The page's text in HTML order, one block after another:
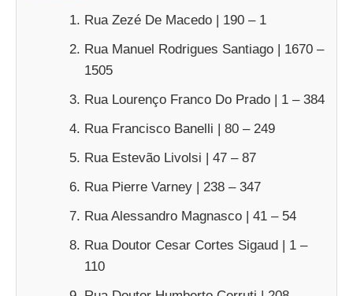
Rua Zezé De Macedo | 190 – 1
Rua Manuel Rodrigues Santiago | 1670 –
1505
Rua Lourenço Franco Do Prado | 1 – 384
Rua Francisco Banelli | 80 – 249
Rua Estevão Livolsi | 47 – 87
Rua Pierre Varney | 238 – 347
Rua Alessandro Magnasco | 41 – 54
Rua Doutor Cesar Cortes Sigaud | 1 –
110